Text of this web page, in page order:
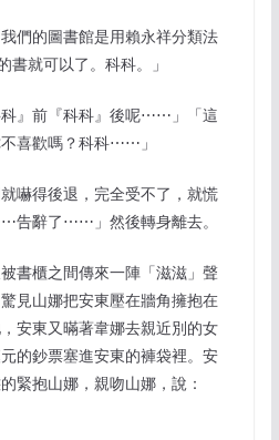
的圖書館是用賴永祥分類法
書就可以了。科科。」
』前『科科』後呢⋯⋯」「這
喜歡嗎？科科⋯⋯」
嚇得後退，完全受不了，就慌
辭了⋯⋯」然後轉身離去。
書櫃之間傳來一陣「滋滋」聲
見山娜把安東壓在牆角擁抱在
安東又暪著韋娜去親近別的女
的鈔票塞進安東的褲袋裡。安
緊抱山娜，親吻山娜，說：